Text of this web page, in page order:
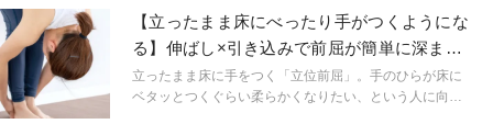
【立ったまま床にべったり手がつくようにな
る】伸ばし×引き込みで前屈が簡単に深まる
「神ほぐし」
立ったまま床に手をつく「立位前屈」。手のひらが床に
ベタッとつくぐらい柔らかくなりたい、という人に向け